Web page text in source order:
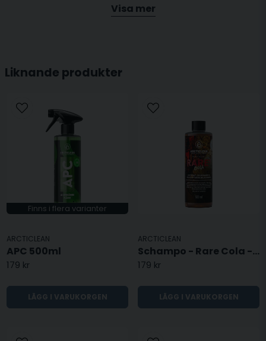
instrumentpanel, exteriört runt emblem, lister osv,
känsliga fälgar, motorrum med eller utan kem.
Visa mer
Liknande produkter
Finns i flera varianter
ARCTICLEAN
APC 500ml
179 kr
LÄGG I VARUKORGEN
ARCTICLEAN
Schampo - Rare Cola - LIMITERAD
179 kr
LÄGG I VARUKORGEN